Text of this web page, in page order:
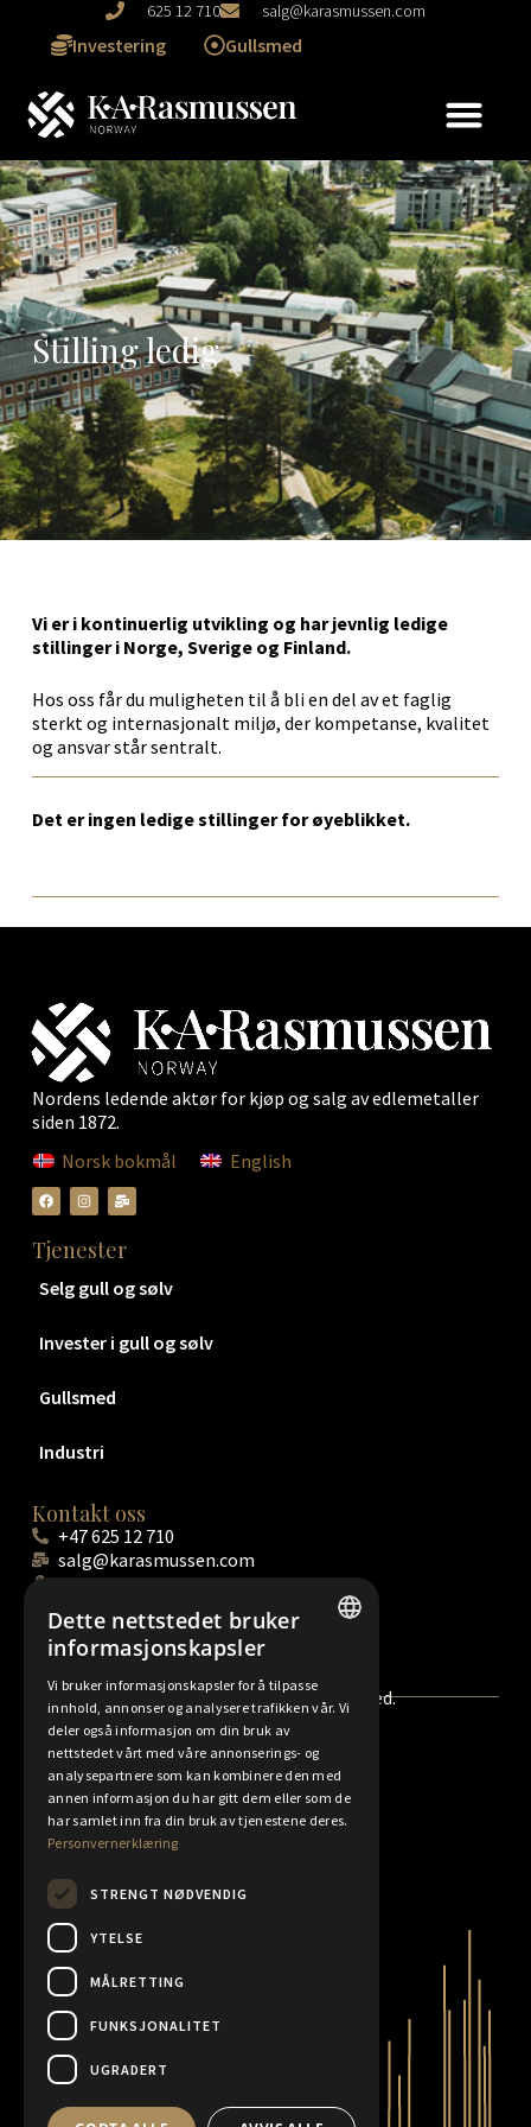
625 12 710 salg@karasmussen.com
Investering Gullsmed
Stilling ledig
Vi er i kontinuerlig utvikling og har jevnlig ledige
stillinger i Norge, Sverige og Finland.
Hos oss får du muligheten til å bli en del av et faglig
sterkt og internasjonalt miljø, der kompetanse, kvalitet
og ansvar står sentralt.
Det er ingen ledige stillinger for øyeblikket.
Nordens ledende aktør for kjøp og salg av edlemetaller
siden 1872.
Norsk bokmål
English
Tjenester
Selg gull og sølv
Invester i gull og sølv
Gullsmed
Industri
Kontakt oss
+47 625 12 710
salg@karasmussen.com
Hamar: Strandvegen 165, 2316 Hamar
Skøyen: Hovfaret 17A, 0275 Oslo
Se åpningstider og veibeskrivelser
© 2020 K.A.Rasmussen AS. All rights reserved.
Angreskjema Forretningsvilkår
Personvernerklæring Policyer
FINNISH
ENGLISH
SWEDISH
Dette nettstedet bruker
informasjonskapsler
Vi bruker informasjonskapsler for å tilpasse
innhold, annonser og analysere trafikken vår. Vi
deler også informasjon om din bruk av
nettstedet vårt med våre annonserings- og
analysepartnere som kan kombinere den med
annen informasjon du har gitt dem eller som de
har samlet inn fra din bruk av tjenestene deres.
Personvernerklæring
STRENGT NØDVENDIG
YTELSE
MÅLRETTING
FUNKSJONALITET
UGRADERT